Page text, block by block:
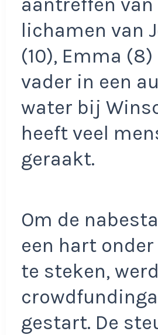
aantreffen van
lichamen van
(10), Emma
vader in een
water bij
heeft veel
geraakt.
Om de
een hart
te steken,
gestart. De